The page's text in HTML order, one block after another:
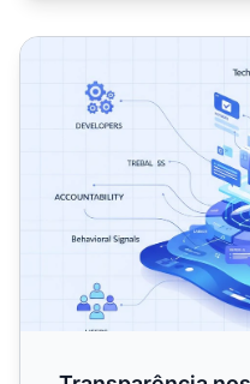
Transparência nos